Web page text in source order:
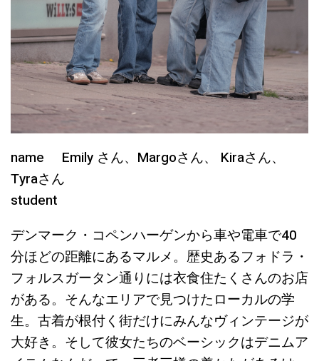
name Emily さん、Margoさん、 Kiraさん、
Tyraさん
student
デンマーク・コペンハーゲンから車や電車で40
分ほどの距離にあるマルメ。歴史あるフォドラ・
フォルスガータン通りには衣食住たくさんのお店
がある。そんなエリアで見つけたローカルの学
生。古着が根付く街だけにみんなヴィンテージが
大好き。そして彼女たちのベーシックはデニムア